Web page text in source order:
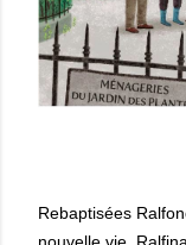
Rebaptisées
nouvelle vie.